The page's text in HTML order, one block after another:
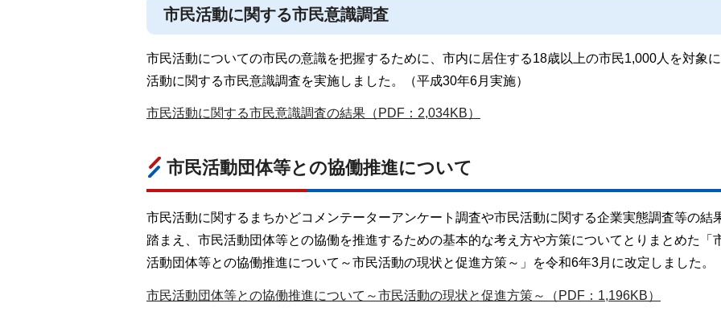
市民活動に関する市民意識調査
市民活動についての市民の意識を把握するために、市内に居住する18歳以上の市民1,000人を対象
活動に関する市民意識調査を実施しました。（平成30年6月実施）
市民活動に関する市民意識調査の結果（PDF：2,034KB）
市民活動団体等との協働推進について
市民活動に関するまちかどコメンテーターアンケート調査や市民活動に関する企業実態調査等の結
踏まえ、市民活動団体等との協働を推進するための基本的な考え方や方策についてとりまとめた「
活動団体等との協働推進について～市民活動の現状と促進方策～」を令和6年3月に改定しました。
市民活動団体等との協働推進について～市民活動の現状と促進方策～（PDF：1,196KB）